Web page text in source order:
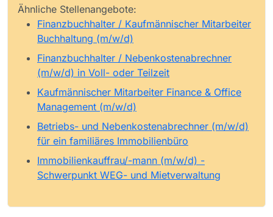
Ähnliche Stellenangebote:
Finanzbuchhalter / Kaufmännischer Mitarbeiter
Buchhaltung (m/w/d)
Finanzbuchhalter / Nebenkostenabrechner
(m/w/d) in Voll- oder Teilzeit
Kaufmännischer Mitarbeiter Finance & Office
Management (m/w/d)
Betriebs- und Nebenkostenabrechner (m/w/d)
für ein familiäres Immobilienbüro
Immobilienkauffrau/-mann (m/w/d) -
Schwerpunkt WEG- und Mietverwaltung